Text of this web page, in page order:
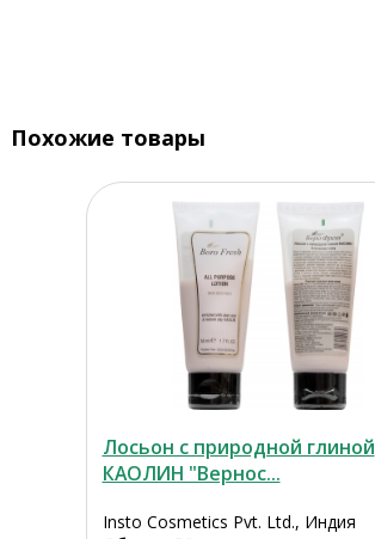
Похожие товары
Лосьон с природной глиной
КАОЛИН "Вернос...
Insto Cosmetics Pvt. Ltd., Индия